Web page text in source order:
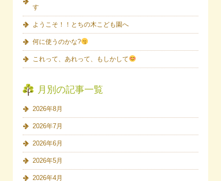
す
ようこそ！！とちの木こども園へ
何に使うのかな?
これって、あれって、もしかして
月別の記事一覧
2026年8月
2026年7月
2026年6月
2026年5月
2026年4月